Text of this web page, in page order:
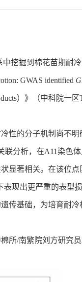
挖掘到棉花苗期耐
GWAS identified
）》（中科院一
性的分子机制尚不明
分析，在A11染色
显著相关。在该位
表现出更严重的表型
传基础，为培育耐
所/南繁院刘方研究